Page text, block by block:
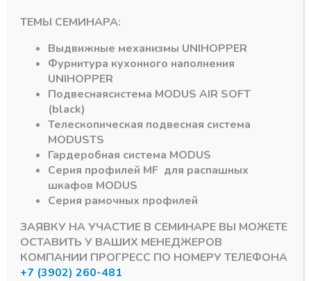
Болт для MAXIFIX E
оцинк. В55/
В наличии
20,59₽
Артикул:262.87.912
В наличии
Артикул:EM-SBL150-01
Подпишитесь на рассылку акций
ТЕМЫ СЕМИНАРА:
Выдвижные механизмы UNIHOPPER
Фурнитура кухонного наполнения
UNIHOPPER
Подвеснаясистема MODUS AIR SOFT
(black)
Телескопическая подвесная система
MODUSTS
Гардеробная система MODUS
Серия профилей MF для распашных
шкафов MODUS
Серия рамочных профилей
ЗАЯВКУ НА УЧАСТИЕ В СЕМИНАРЕ ВЫ МОЖЕТЕ
ОСТАВИТЬ У ВАШИХ МЕНЕДЖЕРОВ
КОМПАНИИ ПРОГРЕСС ПО НОМЕРУ ТЕЛЕФОНА
+7 (3902) 260-481